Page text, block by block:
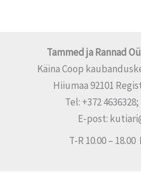
Tammed ja Rannad
Käina Coop
Hiiumaa 92101
Tel: +372
E-post:
T-R 10.00 – 18.00